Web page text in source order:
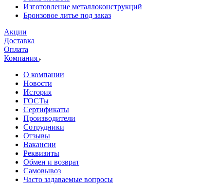
Изготовление металлоконструкций
Бронзовое литье под заказ
Акции
Доставка
Оплата
Компания
О компании
Новости
История
ГОСТы
Сертификаты
Производители
Сотрудники
Отзывы
Вакансии
Реквизиты
Обмен и возврат
Самовывоз
Часто задаваемые вопросы